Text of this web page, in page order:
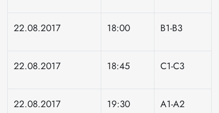
22.08.2017 18:00 B1-B3
22.08.2017 18:45 C1-C3
22.08.2017 19:30 A1-A2